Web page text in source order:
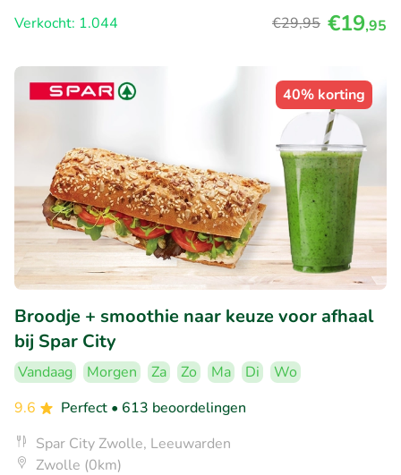
Verkocht: 1.044
€29,95 €19,95
40% korting
Broodje + smoothie naar keuze voor afhaal
bij Spar City
Vandaag Morgen Za Zo Ma Di
Wo
9.6
Perfect • 613 beoordelingen
Spar City Zwolle, Leeuwarden
Zwolle (0km)